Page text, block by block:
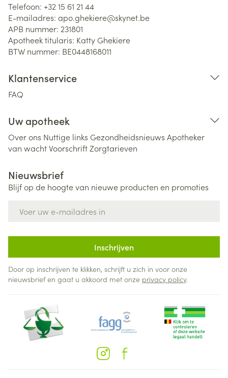
Telefoon: +32 15 61 21 44
E-mailadres: apo.ghekiere@skynet.be
APB nummer: 231801
Apotheek titularis: Katty Ghekiere
BTW nummer: BE0448168011
Klantenservice
FAQ
Uw apotheek
Over ons Nuttige links Gezondheidsnieuws Apotheker
van wachtVoorschriftZorgtarieven
Nieuwsbrief
Blijf op de hoogte van nieuwe producten en promoties
Inschrijven
Door op inschrijven te klikken, schrijft u zich in voor onze
nieuwsbrief en gaat u akkoord met onze privacy policy.